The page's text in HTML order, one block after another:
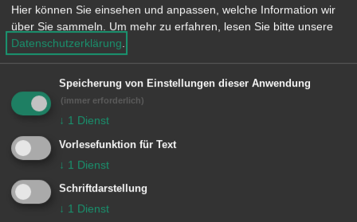
260.9 KB)
Bündnis90/DIE GRÜNEN:
Fraktionsvorsitzende Sandra
Bretzger (pdf, 1.4 MB)
SPD: Fraktionsvorsitzender
Hermann Schludi
Freie Wähler Aalen:
Hier können Sie einsehen und anpassen, welche Information wir
über Sie sammeln.
Um mehr zu erfahren, lesen Sie bitte unsere
Datenschutzerklärung
Speicherung von Einstellungen dieser Anwendung
(immer erforderlich)
↓ 1 Dienst
Vorlesefunktion für Text
↓ 1 Dienst
Schriftdarstellung
↓ 1 Dienst